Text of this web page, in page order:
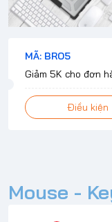
MÃ: BRO5
Giảm 5K cho đơn
Điều kiện
Mouse -